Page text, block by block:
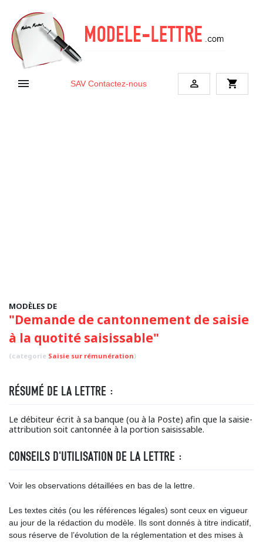
 SAV Contactez-nous  shopping_cart
MODÈLES DE
"Demande de cantonnement de saisie
à la quotité saisissable"
(categorie Saisie sur rémunération)
RÉSUMÉ DE LA LETTRE :
Le débiteur écrit à sa banque (ou à la Poste) afin que la saisie-
attribution soit cantonnée à la portion saisissable.
CONSEILS D'UTILISATION DE LA LETTRE :
Voir les observations détaillées en bas de la lettre.
Les textes cités (ou les références légales) sont ceux en vigueur
au jour de la rédaction du modèle. Ils sont donnés à titre indicatif,
sous réserve de l’évolution de la réglementation et des mises à